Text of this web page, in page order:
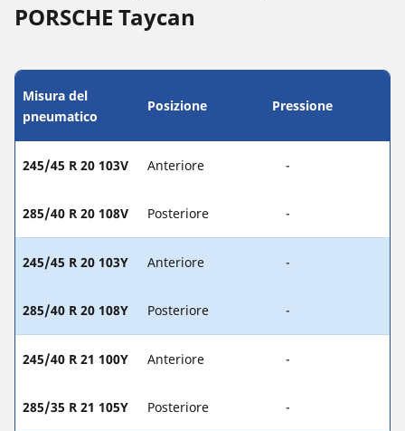
PORSCHE Taycan
Misura del
pneumatico
Posizione Pressione
245/45 R 20 103V Anteriore -
285/40 R 20 108V Posteriore -
245/45 R 20 103Y Anteriore -
285/40 R 20 108Y Posteriore -
245/40 R 21 100Y Anteriore -
285/35 R 21 105Y Posteriore -